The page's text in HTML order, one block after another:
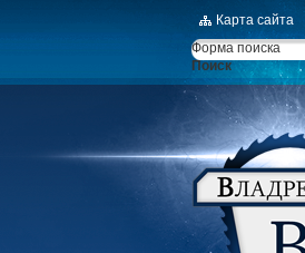
Карта сайта
Форма поиска
Поиск